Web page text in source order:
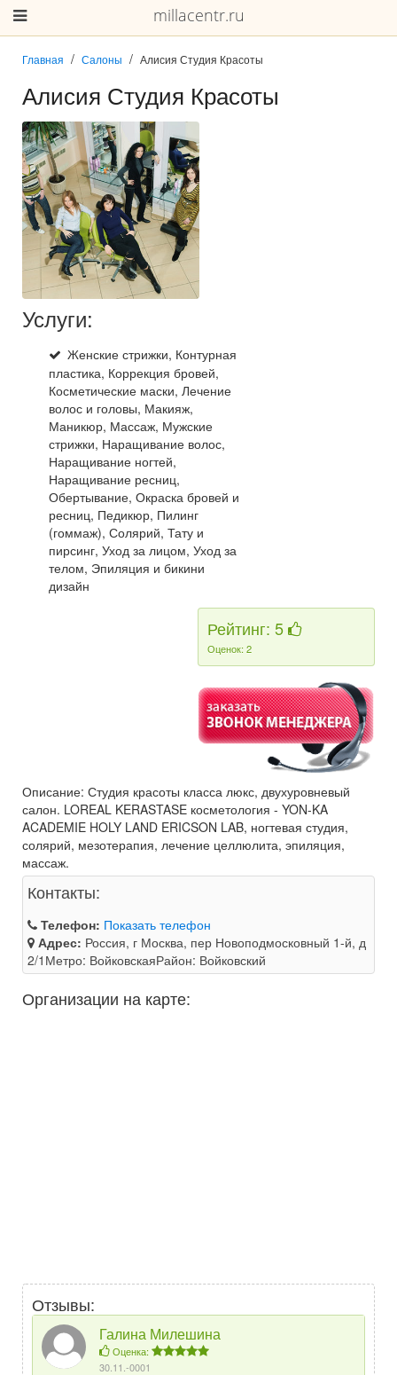
millacentr.ru
Главная Салоны Алисия Студия Красоты
Алисия Студия Красоты
Услуги:
Женские стрижки, Контурная
пластика, Коррекция бровей,
Косметические маски, Лечение
волос и головы, Макияж,
Маникюр, Массаж, Мужские
стрижки, Наращивание волос,
Наращивание ногтей,
Наращивание ресниц,
Обертывание, Окраска бровей и
ресниц, Педикюр, Пилинг
(гоммаж), Солярий, Тату и
пирсинг, Уход за лицом, Уход за
телом, Эпиляция и бикини
дизайн
Рейтинг: 5
Оценок: 2
Описание: Студия красоты класса люкс, двухуровневый
салон. LOREAL KERASTASE косметология - YON-KA
ACADEMIE HOLY LAND ERICSON LAB, ногтевая студия,
солярий, мезотерапия, лечение целлюлита, эпиляция,
массаж.
Контакты:
Телефон: Показать телефон
Адрес: Россия, г Москва, пер Новоподмосковный 1-й, д
2/1Метро: ВойковскаяРайон: Войковский
Организации на карте:
Отзывы:
Галина Милешина
Оценка:
30.11.-0001